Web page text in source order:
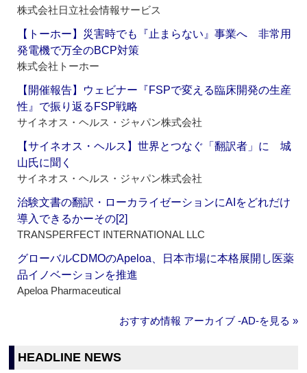
株式会社日立社会情報サービス
【トーホー】災害時でも『止まらない』事業へ 非常用
発電機で万全のBCP対策
株式会社トーホー
【開催報告】ウェビナー『FSPで変える臨床開発の生産
性』で振り返るFSP戦略
サイネオス・ヘルス・ジャパン株式会社
【サイネオス・ヘルス】世界とつなぐ「翻訳者」に 城
山氏に聞く
サイネオス・ヘルス・ジャパン株式会社
治験文書の翻訳・ローカライゼーションにAIをどれだけ
導入できるかーその[2]
TRANSPERFECT INTERNATIONAL LLC
グローバルCDMOのApeloa、日本市場に本格展開し医薬
品イノベーションを推進
Apeloa Pharmaceutical
おすすめ情報 アーカイブ ‐AD‐を見る »
HEADLINE NEWS